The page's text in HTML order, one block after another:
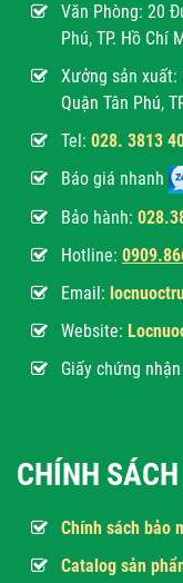
Văn Phòng: 20
Phú, TP. Hồ Chí
Xưởng sản xuất:
Quận Tân Phú,
Tel: 028. 3813
Báo giá nhanh
Bảo hành:
Hotline: 0
Email:
Website:
Giấy chứng
CHÍNH SÁCH
Chính sách bảo
Catalog sản